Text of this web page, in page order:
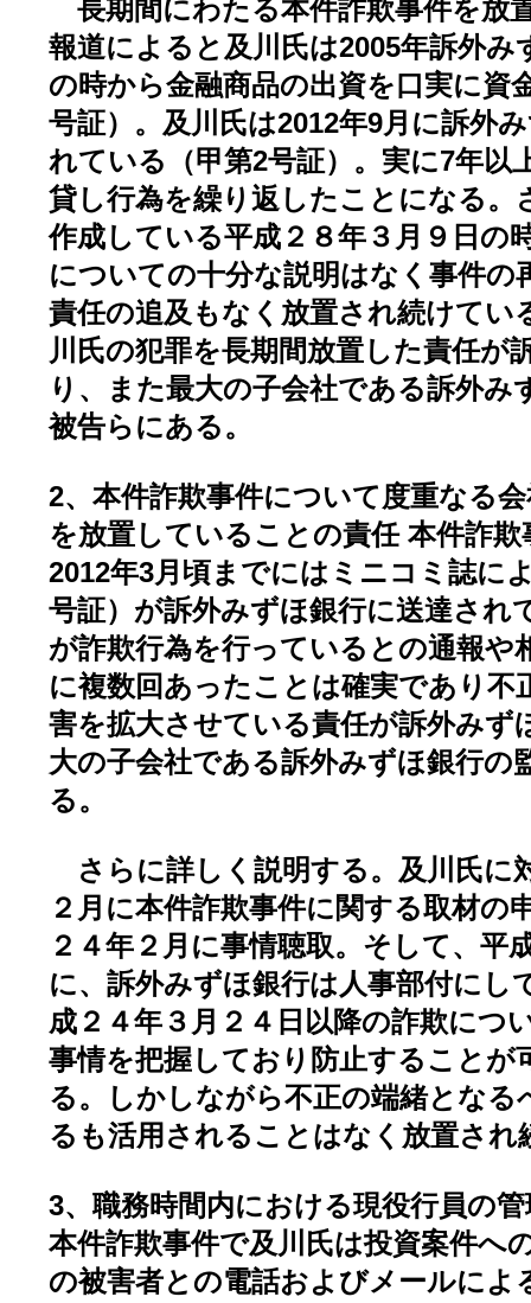
長期間にわたる本件詐欺事件を放
報道によると及川氏は2005年訴外み
の時から金融商品の出資を口実に資
号証）。及川氏は2012年9月に訴外
れている（甲第2号証）。実に7年以
貸し行為を繰り返したことになる。
作成している平成２８年３月９日の
についての十分な説明はなく事件の
責任の追及もなく放置され続けてい
川氏の犯罪を長期間放置した責任が
り、また最大の子会社である訴外み
被告らにある。
2、本件詐欺事件について度重なる
を放置していることの責任 本件詐
2012年3月頃までにはミニコミ誌に
号証）が訴外みずほ銀行に送達され
が詐欺行為を行っているとの通報や
に複数回あったことは確実であり不
害を拡大させている責任が訴外みず
大の子会社である訴外みずほ銀行の
る。
さらに詳しく説明する。及川氏に
２月に本件詐欺事件に関する取材の
２４年２月に事情聴取。そして、平
に、訴外みずほ銀行は人事部付にし
成２４年３月２４日以降の詐欺につ
事情を把握しており防止することが
る。しかしながら不正の端緒となる
るも活用されることはなく放置され
3、職務時間内における現役行員の
本件詐欺事件で及川氏は投資案件へ
の被害者との電話およびメールによ